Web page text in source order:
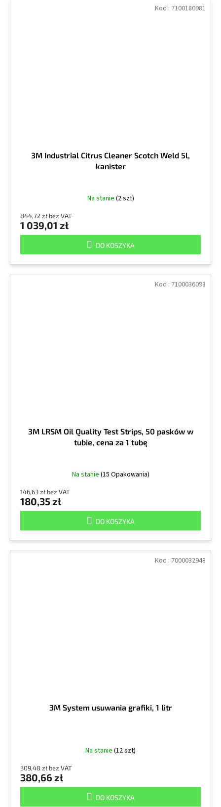
3M Industrial Citrus Cleaner Scotch Weld 5l,
kanister
Na stanie (2 szt)
844,72 zł bez VAT
1 039,01 zł
DO KOSZYKA
Kod : 7100180981
3M LRSM Oil Quality Test Strips, 50 pasków w
tubie, cena za 1 tubę
Na stanie (15 Opakowania)
146,63 zł bez VAT
180,35 zł
DO KOSZYKA
Kod : 7100036093
3M System usuwania grafiki, 1 litr
Na stanie (12 szt)
309,48 zł bez VAT
380,66 zł
DO KOSZYKA
Kod : 7000032948